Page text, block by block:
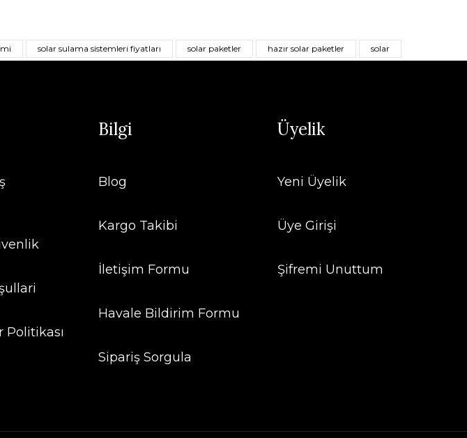
solar sulama sistemleri fiyatları solar paketler hazır solar paketler solar
Politikası
Bilgi
Blog
Kargo Takibi
İletişim Formu
Havale Bildirim Formu
Sipariş Sorgula
Üyelik
Yeni Üyelik
Üye Girişi
Şifremi Unuttum